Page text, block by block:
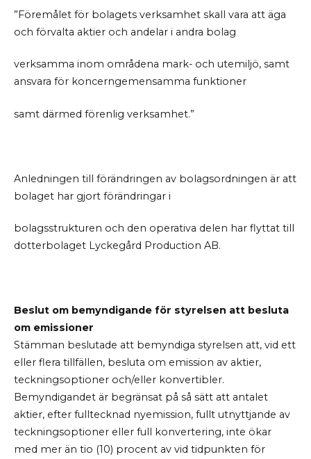
”Föremålet för bolagets verksamhet skall vara att äga
och förvalta aktier och andelar i andra bolag
verksamma inom områdena mark- och utemiljö, samt
ansvara för koncerngemensamma funktioner
samt därmed förenlig verksamhet.”
Anledningen till förändringen av bolagsordningen är att
bolaget har gjort förändringar i
bolagsstrukturen och den operativa delen har flyttat till
dotterbolaget Lyckegård Production AB.
Beslut om bemyndigande för styrelsen att besluta
om emissioner
Stämman beslutade att bemyndiga styrelsen att, vid ett
eller flera tillfällen, besluta om emission av aktier,
teckningsoptioner och/eller konvertibler.
Bemyndigandet är begränsat på så sätt att antalet
aktier, efter fulltecknad nyemission, fullt utnyttjande av
teckningsoptioner eller full konvertering, inte ökar
med mer än tio (10) procent av vid tidpunkten för